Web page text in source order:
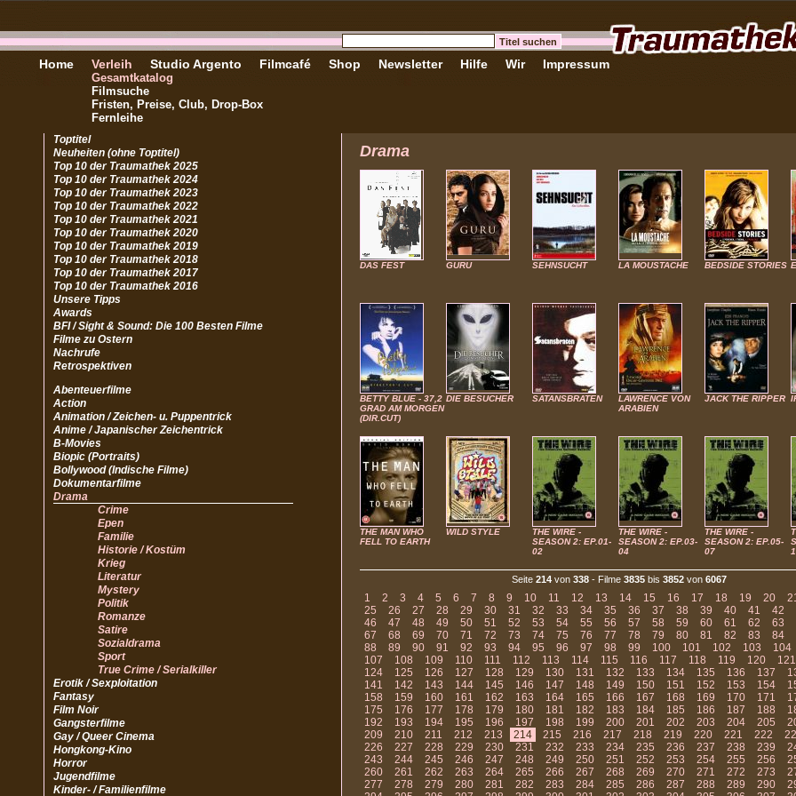
Home Verleih
Gesamtkatalog
Filmsuche
Fristen, Preise, Club, Drop-Box
Fernleihe
Studio Argento Filmcafé Shop Newsletter Hilfe Wir Impressum
Toptitel
Neuheiten (ohne Toptitel)
Top 10 der Traumathek 2025
Top 10 der Traumathek 2024
Top 10 der Traumathek 2023
Top 10 der Traumathek 2022
Top 10 der Traumathek 2021
Top 10 der Traumathek 2020
Top 10 der Traumathek 2019
Top 10 der Traumathek 2018
Top 10 der Traumathek 2017
Top 10 der Traumathek 2016
Unsere Tipps
Awards
BFI / Sight & Sound: Die 100 Besten Filme
Filme zu Ostern
Nachrufe
Retrospektiven
Abenteuerfilme
Action
Animation / Zeichen- u. Puppentrick
Anime / Japanischer Zeichentrick
B-Movies
Biopic (Portraits)
Bollywood (Indische Filme)
Dokumentarfilme
Drama
Crime
Epen
Familie
Historie / Kostüm
Krieg
Literatur
Mystery
Politik
Romanze
Satire
Sozialdrama
Sport
True Crime / Serialkiller
Erotik / Sexploitation
Fantasy
Film Noir
Gangsterfilme
Gay / Queer Cinema
Hongkong-Kino
Horror
Jugendfilme
Kinder- / Familienfilme
Drama
DAS FEST GURU SEHNSUCHT LA MOUSTACHE BEDSIDE STORIES
BETTY BLUE - 37,2
GRAD AM MORGEN
(DIR.CUT)
DIE BESUCHER SATANSBRATEN
LAWRENCE VON
ARABIEN
JACK THE RIPPER
THE MAN WHO
FELL TO EARTH
WILD STYLE
THE WIRE -
SEASON 2: EP.01-
02
THE WIRE -
SEASON 2: EP.03-
04
THE WIRE -
SEASON 2: EP.05-
07
Seite 214 von 338 - Filme 3835 bis 3852 von 6067
1 2 3 4 5 6 7 8 9 10 11 12 13 14 15 16 17 18 19 20
25
26 27 28 29 30 31 32 33 34 35 36 37 38 39 40 41
42
46
47 48 49 50 51 52 53 54 55 56 57 58 59 60 61 62
63
67
68 69 70 71 72 73 74 75 76 77 78 79 80 81 82 83
84
88
89 90 91 92 93 94 95 96 97 98 99 100 101 102 103
104
107
108 109 110 111 112 113 114 115 116 117 118 119 120
121
124
125 126 127 128 129 130 131 132 133 134 135 136 137
141
142 143 144 145 146 147 148 149 150 151 152 153 154
158
159 160 161 162 163 164 165 166 167 168 169 170 171
175
176 177 178 179 180 181 182 183 184 185 186 187 188
192
193 194 195 196 197 198 199 200 201 202 203 204 205
209
210 211 212 213 214 215 216 217 218 219 220 221 222
226
227 228 229 230 231 232 233 234 235 236 237 238 239
243
244 245 246 247 248 249 250 251 252 253 254 255 256
260
261 262 263 264 265 266 267 268 269 270 271 272 273
277
278 279 280 281 282 283 284 285 286 287 288 289 290